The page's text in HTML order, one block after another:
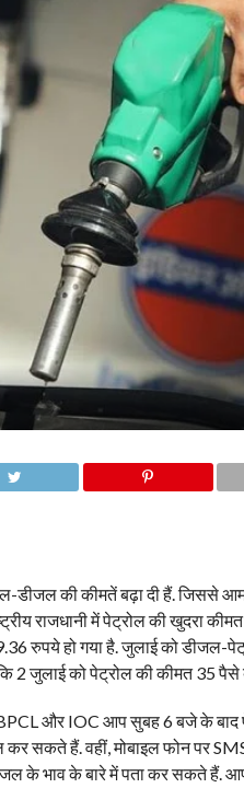
डीजल की कीमतें बढ़ा दी हैं.
राजधानी में पेट्रोल की खुदरा
रुपये हो गया है. जुलाई को डीजल-
2 जुलाई को पेट्रोल की कीमत 35
और IOC आप सुबह 6 बजे के बाद
कर सकते हैं. वहीं, मोबाइल फोन पर
के भाव के बारे में पता कर सकते हैं.